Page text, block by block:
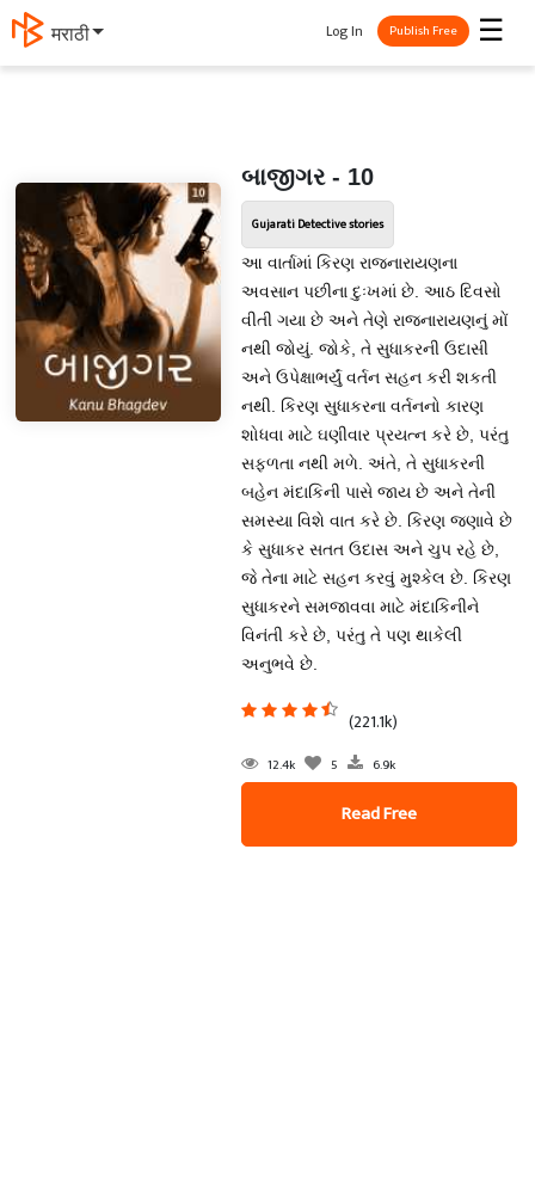
मराठी ☰
Log In Publish Free
બાજીગર - 10
Gujarati Detective stories
આ વાર્તામાં કિરણ રાજનારાયણના
અવસાન પછીના દુઃખમાં છે. આઠ દિવસો
વીતી ગયા છે અને તેણે રાજનારાયણનું મોં
નથી જોયું. જોકે, તે સુધાકરની ઉદાસી
અને ઉપેક્ષાભર્યું વર્તન સહન કરી શકતી
નથી. કિરણ સુધાકરના વર્તનનો કારણ
શોધવા માટે ઘણીવાર પ્રયત્ન કરે છે, પરંતુ
સફળતા નથી મળે. અંતે, તે સુધાકરની
બહેન મંદાકિની પાસે જાય છે અને તેની
સમસ્યા વિશે વાત કરે છે. કિરણ જણાવે છે
કે સુધાકર સતત ઉદાસ અને ચુપ રહે છે,
જે તેના માટે સહન કરવું મુશ્કેલ છે. કિરણ
સુધાકરને સમજાવવા માટે મંદાકિનીને
વિનંતી કરે છે, પરંતુ તે પણ થાકેલી
અનુભવે છે.
(221.1k)
12.4k 5 6.9k
Read Free